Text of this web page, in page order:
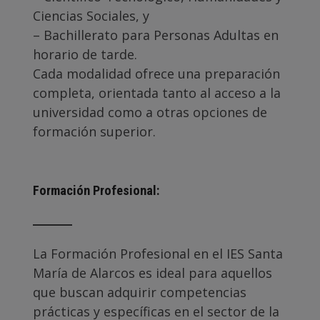
Ciencias Sociales, y
– Bachillerato para Personas Adultas en
horario de tarde.
Cada modalidad ofrece una preparación
completa, orientada tanto al acceso a la
universidad como a otras opciones de
formación superior.
Formación Profesional:
La Formación Profesional en el IES Santa
María de Alarcos es ideal para aquellos
que buscan adquirir competencias
prácticas y específicas en el sector de la